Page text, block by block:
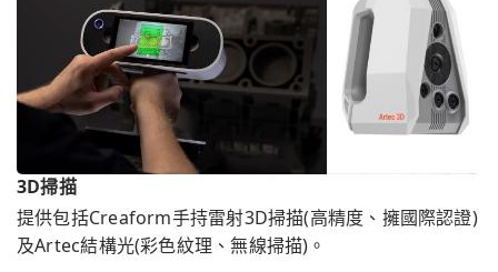
3D掃描
提供包括Creaform手持雷射3D掃描(高精度、擁國際認證)
及Artec結構光(彩色紋理、無線掃描)。